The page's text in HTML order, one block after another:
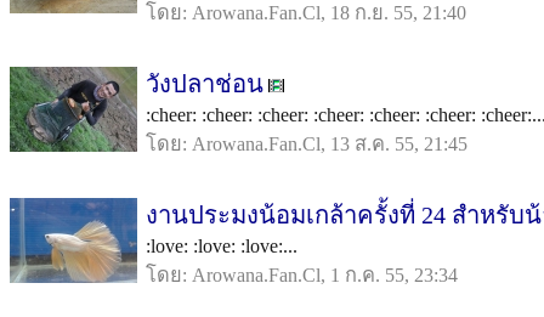
โดย: Arowana.Fan.Cl, 18 ก.ย. 55, 21:40
วังปลาช่อน
:cheer: :cheer: :cheer: :cheer: :cheer: :cheer:
โดย: Arowana.Fan.Cl, 13 ส.ค. 55, 21:45
งานประมงน้อมเกล้าครั้งที่ 24 สำหรับ
:love: :love: :love:...
โดย: Arowana.Fan.Cl, 1 ก.ค. 55, 23:34